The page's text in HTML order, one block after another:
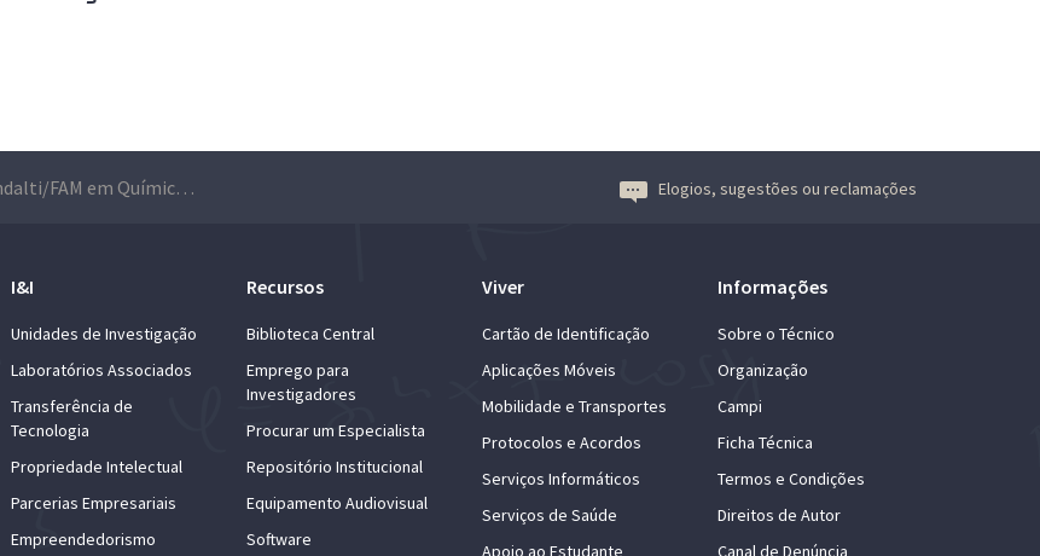
Prémio Bondalti/FAM em Química Geral distingue estudante de Mecânica Elogios, sugestões ou reclamações
I&I
Unidades de Investigação
Laboratórios Associados
Transferência de
Tecnologia
Propriedade Intelectual
Parcerias Empresariais
Empreendedorismo
Recursos
Biblioteca Central
Emprego para
Investigadores
Procurar um Especialista
Repositório Institucional
Equipamento Audiovisual
Software
Viver
Cartão de Identificação
Aplicações Móveis
Mobilidade e Transportes
Protocolos e Acordos
Serviços Informáticos
Serviços de Saúde
Apoio ao Estudante
Informações
Sobre o Técnico
Organização
Campi
Ficha Técnica
Termos e Condições
Direitos de Autor
Canal de Denúncia